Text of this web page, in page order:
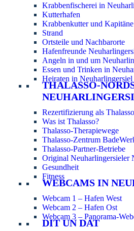
Krabbenfischerei in
Kutterhafen
Krabbenkutter und Kapitäne
Strand
Ortsteile und Nachbarorte
Hafenfreunde
Angeln in und um
Essen und Trinken in
Heiraten in Neuharlingersiel
THALASSO-
Rezertifizierung als
Was ist Thalasso?
Thalasso-Therapiewege
Thalasso-Zentrum
Thalasso-Partner-Betriebe
Original Neuharlingersieler
Gesundheit
Fitness
WEBCAMS IN
Webcam 1 – Hafen West
Webcam 2 – Hafen Ost
Webcam 3 – Panorama-
DIT UN DAT